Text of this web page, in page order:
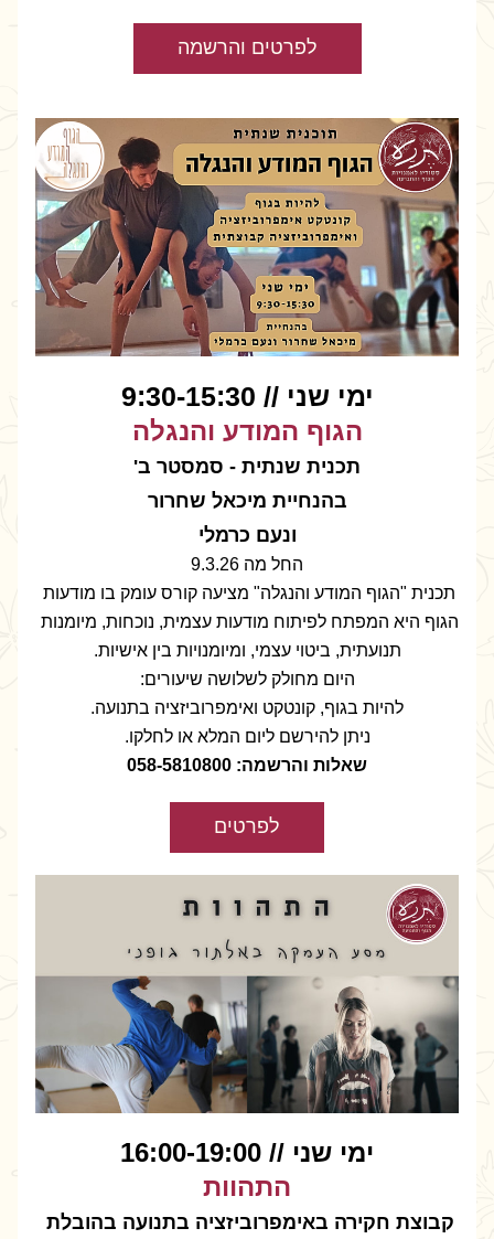
לפרטים והרשמה
ימי שני // 9:30-15:30
הגוף המודע והנגלה
תכנית שנתית - סמסטר ב'
בהנחיית מיכאל שחרור
ונעם כרמלי
החל מה 9.3.26
תנועתית, ביטוי עצמי, ומיומנויות בין אישיות.
היום מחולק לשלושה שיעורים:
להיות בגוף, קונטקט ואימפרוביזציה בתנועה.
ניתן להירשם ליום המלא או לחלקו.
שאלות והרשמה: 058-5810800
לפרטים
ימי שני // 16:00-19:00
התהוות